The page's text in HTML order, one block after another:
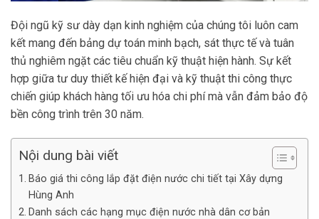
Đội ngũ kỹ sư dày dạn kinh nghiệm của chúng tôi luôn cam
kết mang đến bảng dự toán minh bạch, sát thực tế và tuân
thủ nghiêm ngặt các tiêu chuẩn kỹ thuật hiện hành. Sự kết
hợp giữa tư duy thiết kế hiện đại và kỹ thuật thi công thực
chiến giúp khách hàng tối ưu hóa chi phí mà vẫn đảm bảo độ
bền công trình trên 30 năm.
Nội dung bài viết
Báo giá thi công lắp đặt điện nước chi tiết tại Xây dựng
Hùng Anh
Danh sách các hạng mục điện nước nhà dân cơ bản